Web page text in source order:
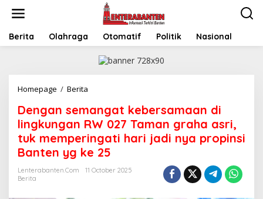
Berita Olahraga Otomatif Politik Nasional
Homepage / Berita
kebersamaan
di
lingkungan
RW
027
graha
Dengan semangat kebersamaan di
lingkungan RW 027 Taman graha asri,
tuk memperingati hari jadi nya propinsi
Banten yg ke 25
Lenterabanten.com
11 October 2025
Berita